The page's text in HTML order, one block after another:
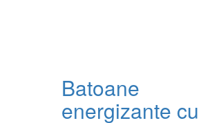
Batoane
energizante cu